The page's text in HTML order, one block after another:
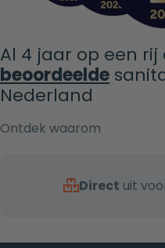
Al 4 jaar op een rij
beoordeelde
Nederland
Ontdek waarom
Direct uit